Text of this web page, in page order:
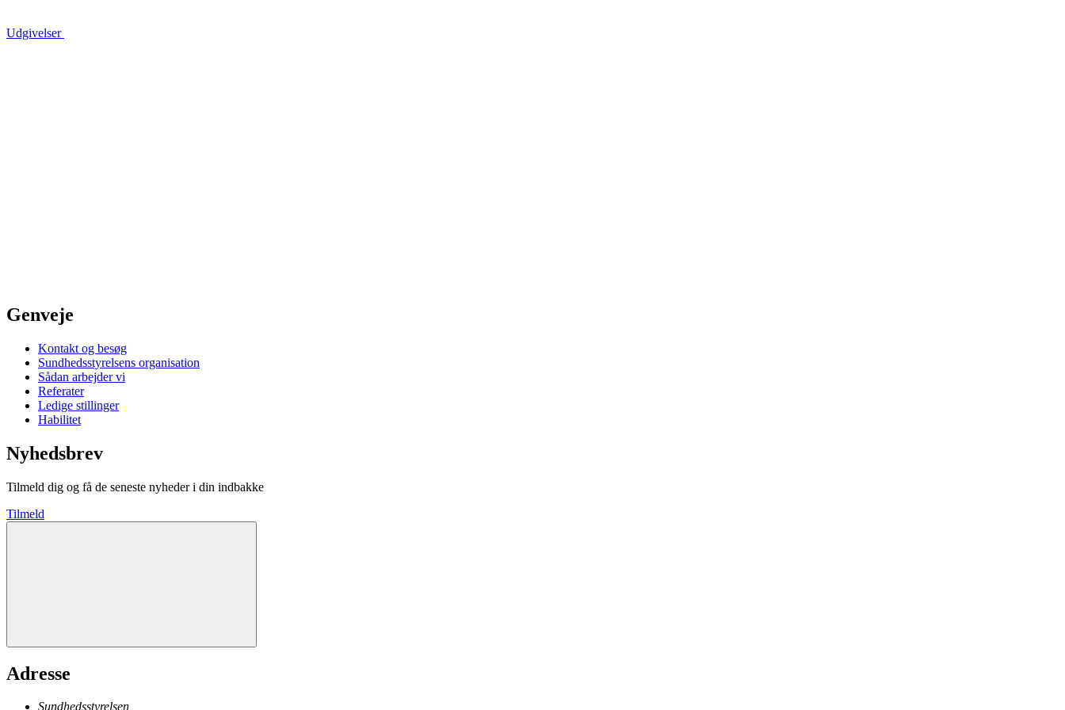
Udgivelser
Genveje
Kontakt og besøg
Sundhedsstyrelsens organisation
Sådan arbejder vi
Referater
Ledige stillinger
Habilitet
Nyhedsbrev
Tilmeld dig og få de seneste nyheder i din indbakke
Tilmeld
Adresse
Sundhedsstyrelsen